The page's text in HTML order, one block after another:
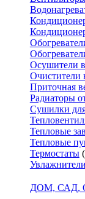
Осушители
Очистители
Приточная
Радиаторы
Сушилки
Тепловые
Тепловые
Термостаты
ДОМ, САД,